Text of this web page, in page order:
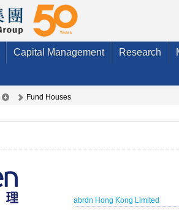
Capital Management Research
Fund Houses
abrdn Hong Kong Limited